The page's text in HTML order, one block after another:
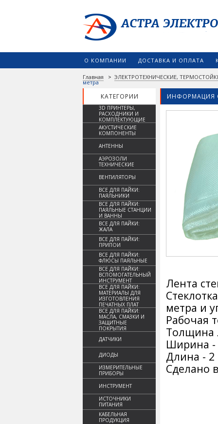
О КОМПАНИИ ДОСТАВКА И ОПЛАТА
Главная > ЭЛЕКТРОТЕХНИЧЕСКИЕ,
метра
КАТЕГОРИИ ИНФОРМАЦИЯ
3D ПРИНТЕРЫ,
РАСХОДНИКИ И
КОМПЛЕКТУЮЩИЕ
АКУСТИЧЕСКИЕ
КОМПОНЕНТЫ
АНТЕННЫ
АЭРОЗОЛИ
ТЕХНИЧЕСКИЕ
ВЕНТИЛЯТОРЫ
ВСЕ ДЛЯ ПАЙКИ:
ПАЯЛЬНИКИ
ВСЕ ДЛЯ ПАЙКИ:
ПАЯЛЬНЫЕ СТАНЦИИ
И ВАННЫ
ВСЕ ДЛЯ ПАЙКИ:
ЖАЛА
ВСЕ ДЛЯ ПАЙКИ:
ПРИПОИ
ВСЕ ДЛЯ ПАЙКИ:
ФЛЮСЫ ПАЯЛЬНЫЕ
ВСЕ ДЛЯ ПАЙКИ:
ВСПОМОГАТЕЛЬНЫЙ
ИНСТРУМЕНТ
ВСЕ ДЛЯ ПАЙКИ:
МАТЕРИАЛЫ ДЛЯ
ИЗГОТОВЛЕНИЯ
ПЕЧАТНЫХ ПЛАТ
ВСЕ ДЛЯ ПАЙКИ:
МАСЛА, СМАЗКИ И
ЗАЩИТНЫЕ
ПОКРЫТИЯ
ДАТЧИКИ
ДИОДЫ
ИЗМЕРИТЕЛЬНЫЕ
ПРИБОРЫ
ИНСТРУМЕНТ
ИСТОЧНИКИ
ПИТАНИЯ
КАБЕЛЬНАЯ
ПРОДУКЦИЯ
Лента
метра и
Рабочая
Толщина
Ширина
Длина - 2
Сделано